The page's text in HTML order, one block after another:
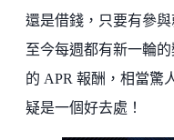
還是借錢，只要有參
至今每週都有新一輪
的 APR 報酬，相當驚
疑是一個好去處！